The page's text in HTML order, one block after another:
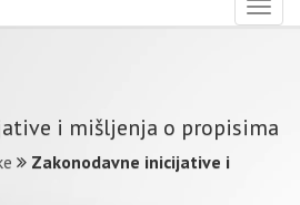
i mišljenja o propisima
Zakonodavne inicijative i